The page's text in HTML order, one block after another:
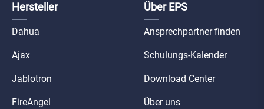
Hersteller
Dahua
Ajax
Jablotron
FireAngel
Über EPS
Ansprechpartner finden
Schulungs-Kalender
Download Center
Über uns